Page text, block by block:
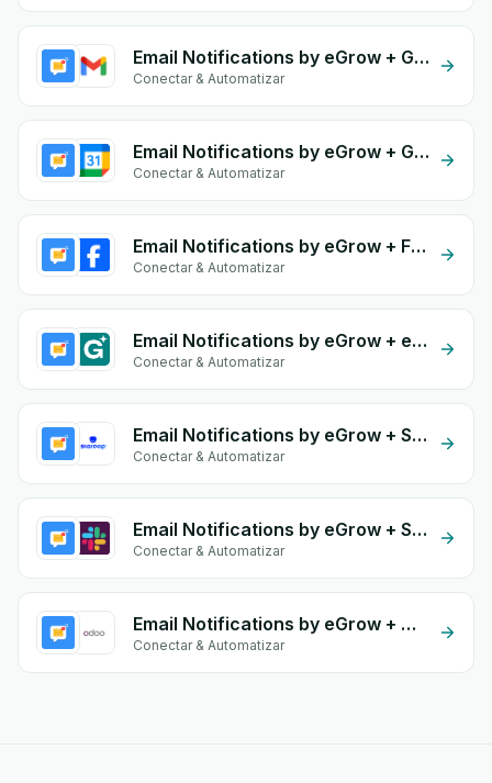
Email Notifications by eGrow + Gmail
Conectar & Automatizar
Email Notifications by eGrow + Google Calendar
Conectar & Automatizar
Email Notifications by eGrow + Facebook Comments
Conectar & Automatizar
Email Notifications by eGrow + eGrow
Conectar & Automatizar
Email Notifications by eGrow + Storeep
Conectar & Automatizar
Email Notifications by eGrow + Slack
Conectar & Automatizar
Email Notifications by eGrow + Odoo Store
Conectar & Automatizar